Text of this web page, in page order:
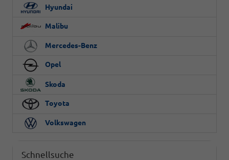
Hyundai
Malibu
Mercedes-Benz
Opel
Skoda
Toyota
Volkswagen
Schnellsuche